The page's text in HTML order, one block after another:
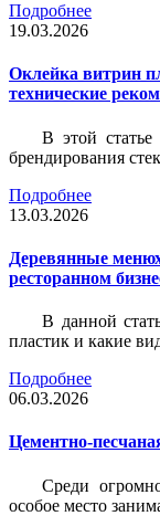
Подробнее
19.03.2026
Оклейка витрин
технические
В этой статье
брендирования
Подробнее
13.03.2026
Деревянные
ресторанном
В данной
пластик и какие
Подробнее
06.03.2026
Цементно-
Среди
особое место